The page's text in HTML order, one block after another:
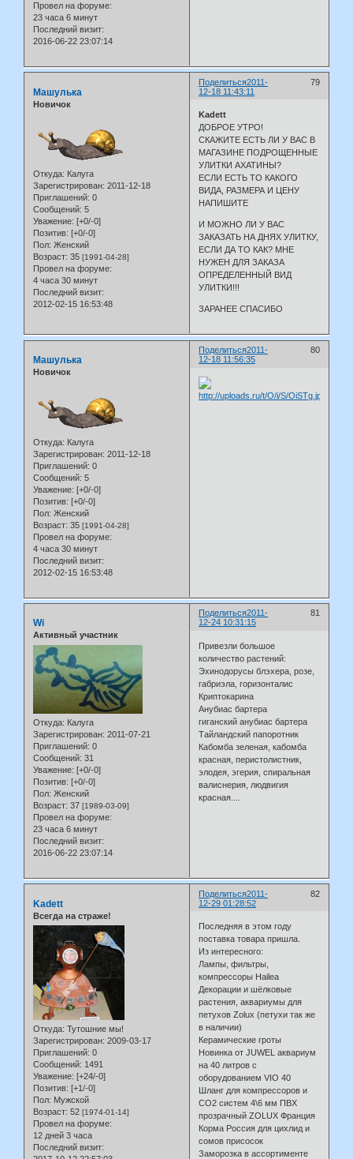
Провел на форуме:
23 часа 6 минут
Последний визит:
2016-06-22 23:07:14
Поделиться 79
2011-
12-18 11:43:11
Машулька
Новичок
Откуда: Калуга
Зарегистрирован: 2011-12-18
Приглашений: 0
Сообщений: 5
Уважение: [+0/-0]
Позитив: [+0/-0]
Пол: Женский
Возраст: 35 [1991-04-28]
Провел на форуме:
4 часа 30 минут
Последний визит:
2012-02-15 16:53:48
Kadett
ДОБРОЕ УТРО!
СКАЖИТЕ ЕСТЬ ЛИ У ВАС В
МАГАЗИНЕ ПОДРОЩЕННЫЕ
УЛИТКИ АХАТИНЫ?
ЕСЛИ ЕСТЬ ТО КАКОГО
ВИДА, РАЗМЕРА И ЦЕНУ
НАПИШИТЕ
И МОЖНО ЛИ У ВАС
ЗАКАЗАТЬ НА ДНЯХ УЛИТКУ,
ЕСЛИ ДА ТО КАК? МНЕ
НУЖЕН ДЛЯ ЗАКАЗА
ОПРЕДЕЛЕННЫЙ ВИД
УЛИТКИ!!!
ЗАРАНЕЕ СПАСИБО
Поделиться 80
2011-
12-18 11:56:35
Машулька
Новичок
Откуда: Калуга
Зарегистрирован: 2011-12-18
Приглашений: 0
Сообщений: 5
Уважение: [+0/-0]
Позитив: [+0/-0]
Пол: Женский
Возраст: 35 [1991-04-28]
Провел на форуме:
4 часа 30 минут
Последний визит:
2012-02-15 16:53:48
Поделиться 81
2011-
12-24 10:31:15
Wi
Активный участник
Откуда: Калуга
Зарегистрирован: 2011-07-21
Приглашений: 0
Сообщений: 31
Уважение: [+0/-0]
Позитив: [+0/-0]
Пол: Женский
Возраст: 37 [1989-03-09]
Провел на форуме:
23 часа 6 минут
Последний визит:
2016-06-22 23:07:14
Привезли большое
количество растений:
Эхинодорусы блэхера, розе,
габриэла, горизонталис
Криптокарина
Анубиас бартера
гиганский анубиас бартера
Тайландский папоротник
Кабомба зеленая, кабомба
красная, перистолистник,
элодея, эгерия, спиральная
валиснерия, людвигия
красная....
Поделиться 82
2011-
12-29 01:28:52
Kadett
Всегда на страже!
Откуда: Тутошние мы!
Зарегистрирован: 2009-03-17
Приглашений: 0
Сообщений: 1491
Уважение: [+24/-0]
Позитив: [+1/-0]
Пол: Мужской
Возраст: 52 [1974-01-14]
Провел на форуме:
12 дней 3 часа
Последний визит:
Последняя в этом году
поставка товара пришла.
Из интересного:
Лампы, фильтры,
компрессоры Hailea
Декорации и шёлковые
растения, аквариумы для
петухов Zolux (петухи так же
в наличии)
Керамические гроты
Новинка от JUWEL аквариум
на 40 литров с
оборудованием VIO 40
Шланг для компрессоров и
СО2 систем 4\6 мм ПВХ
прозрачный ZOLUX Франция
Корма Россия для цихлид и
сомов присосок
Заморозка в ассортименте